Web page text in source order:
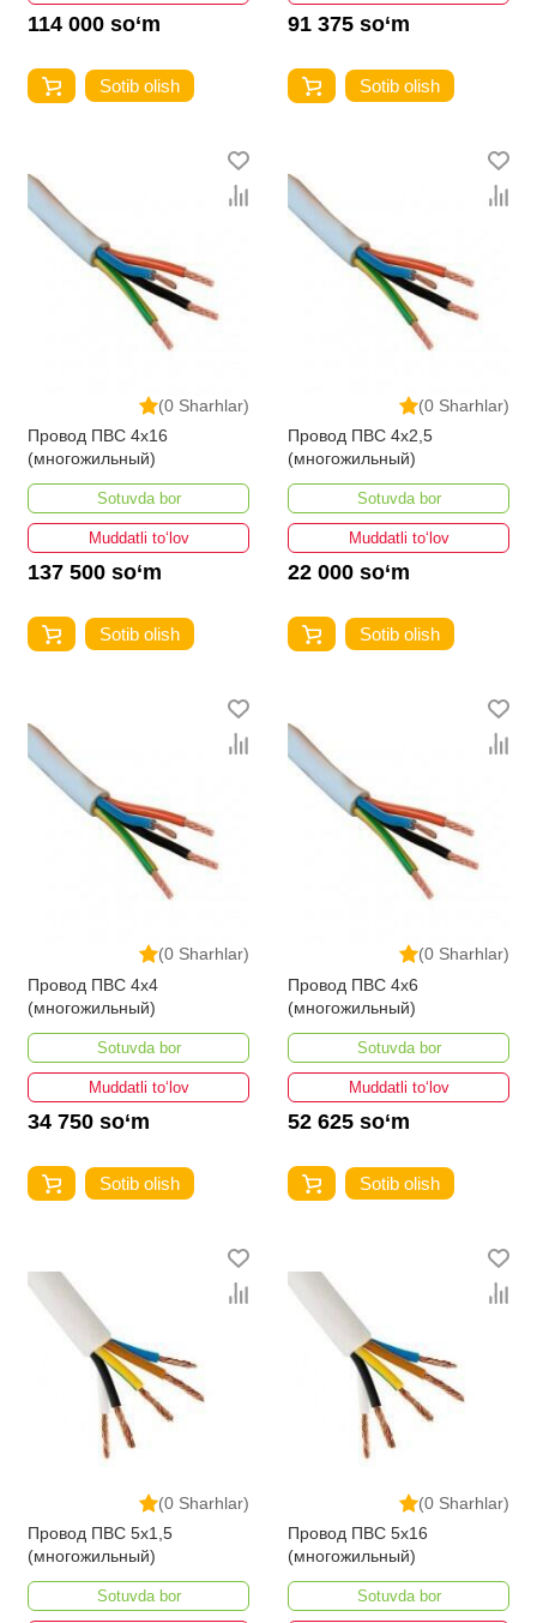
114 000 so‘m
Sotib olish
91 375 so‘m
Sotib olish
(0 Sharhlar)
Провод ПВС 4х16
(многожильный)
Sotuvda bor
Muddatli to‘lov
137 500 so‘m
Sotib olish
(0 Sharhlar)
Провод ПВС 4х2,5
(многожильный)
Sotuvda bor
Muddatli to‘lov
22 000 so‘m
Sotib olish
(0 Sharhlar)
Провод ПВС 4х4
(многожильный)
Sotuvda bor
Muddatli to‘lov
34 750 so‘m
Sotib olish
(0 Sharhlar)
Провод ПВС 4х6
(многожильный)
Sotuvda bor
Muddatli to‘lov
52 625 so‘m
Sotib olish
(0 Sharhlar)
Провод ПВС 5х1,5
(многожильный)
Sotuvda bor
(0 Sharhlar)
Провод ПВС 5х16
(многожильный)
Sotuvda bor